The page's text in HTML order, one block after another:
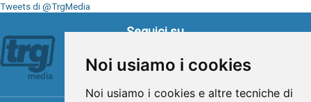
Noi usiamo i cookies
Noi usiamo i cookies e altre tecniche di
Tweets di @TrgMedia
Seguici su